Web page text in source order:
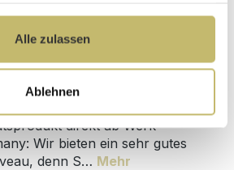
Alle zulassen
Ablehnen
direkt ab Werk -
Wir bieten ein sehr gutes
denn S… Mehr